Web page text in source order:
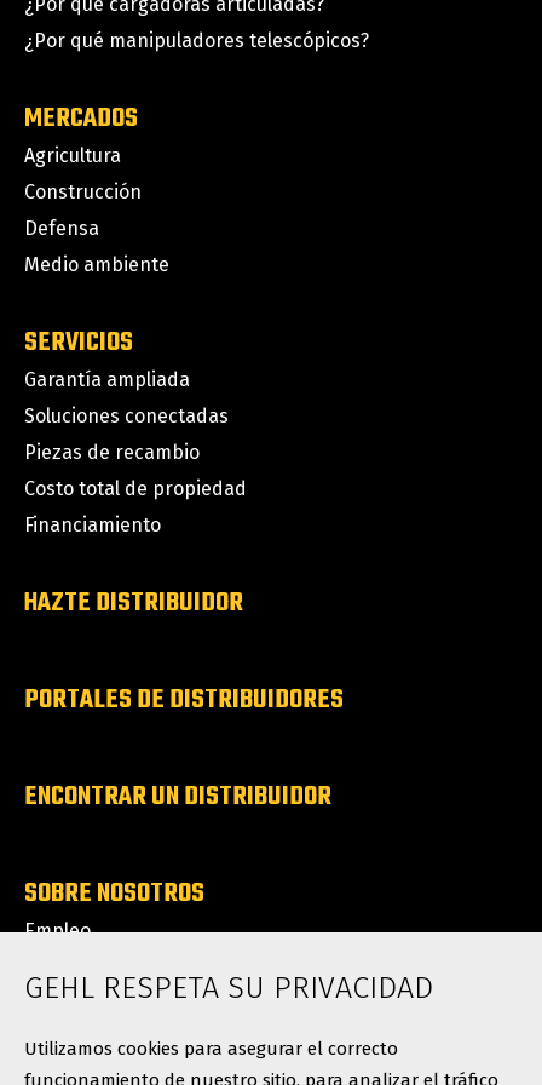
¿Por qué manipuladores telescópicos?
MERCADOS
Agricultura
Construcción
Defensa
Medio ambiente
SERVICIOS
Garantía ampliada
Soluciones conectadas
Piezas de recambio
Costo total de propiedad
Financiamiento
HAZTE DISTRIBUIDOR
PORTALES DE DISTRIBUIDORES
ENCONTRAR UN DISTRIBUIDOR
SOBRE NOSOTROS
Empleo
Contacto
GEHL RESPETA SU PRIVACIDAD
Utilizamos cookies para asegurar el correcto
funcionamiento de nuestro sitio, para analizar el tráfico